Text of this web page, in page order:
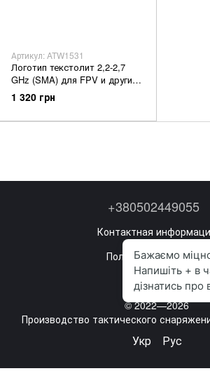
Артикул: ATW1531
Логотип текстолит 2,2-2,7
GHz (SMA) для FPV и других
БПЛА
1 320 грн
+380502449055
Контактная
Полная версия сайта
Карта сайта
© 2022—2026
Производство тактического
Укр Рус